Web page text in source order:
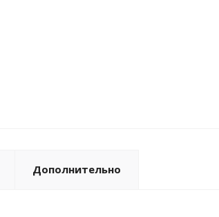
Дополнительно